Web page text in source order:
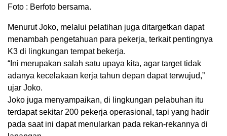
Foto : Berfoto bersama.
Menurut Joko, melalui pelatihan juga ditargetkan dapat
menambah pengetahuan para pekerja, terkait pentingnya
K3 di lingkungan tempat bekerja.
“Ini merupakan salah satu upaya kita, agar target tidak
adanya kecelakaan kerja tahun depan dapat terwujud,”
ujar Joko.
Joko juga menyampaikan, di lingkungan pelabuhan itu
terdapat sekitar 200 pekerja operasional, tapi yang hadir
pada saat ini dapat menularkan pada rekan-rekannya di